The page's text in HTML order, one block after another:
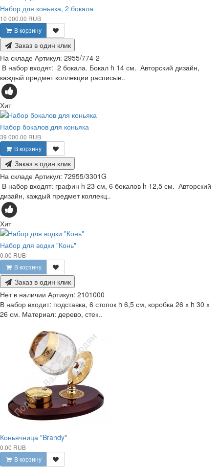
Набор для коньяка, 2 бокала
10 000.00 RUB
В корзину
Заказ в один клик
На складе Артикул: 2955/774-2
В набор входят: 2 бокала. Бокал h 14 см. Авторский дизайн,
каждый предмет коллекции расписыв..
Хит
Набор бокалов для коньяка
39 000.00 RUB
В корзину
Заказ в один клик
На складе Артикул: 72955/3301G
В набор входят: графин h 23 см, 6 бокалов h 12,5 см. Авторский
дизайн, каждый предмет коллекц..
Хит
Набор для водки "Конь"
0.00 RUB
В корзину
Заказ в один клик
Нет в наличии Артикул: 2101000
В набор входит: подставка, 6 стопок h 6,5 см, коробка 26 х h 30 х
26 см. Материал: дерево, стек..
Коньячница "Brandy"
0.00 RUB
В корзину